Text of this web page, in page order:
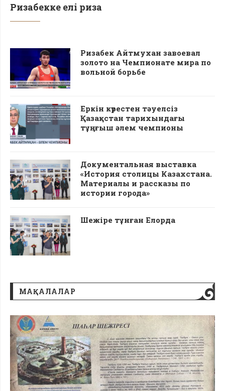
Ризабекке елі риза
Ризабек Айтмухан завоевал
золото на Чемпионате мира по
вольной борьбе
Еркін күрестен тәуелсіз
Қазақстан тарихындағы
тұңғыш әлем чемпионы
Документальная выставка
«История столицы Казахстана.
Материалы и рассказы по
истории города»
Шежіре тұнған Елорда
МАҚАЛАЛАР